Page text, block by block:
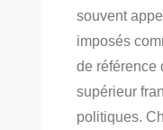
souvent
imposés
de référence
supérieur
politiques.